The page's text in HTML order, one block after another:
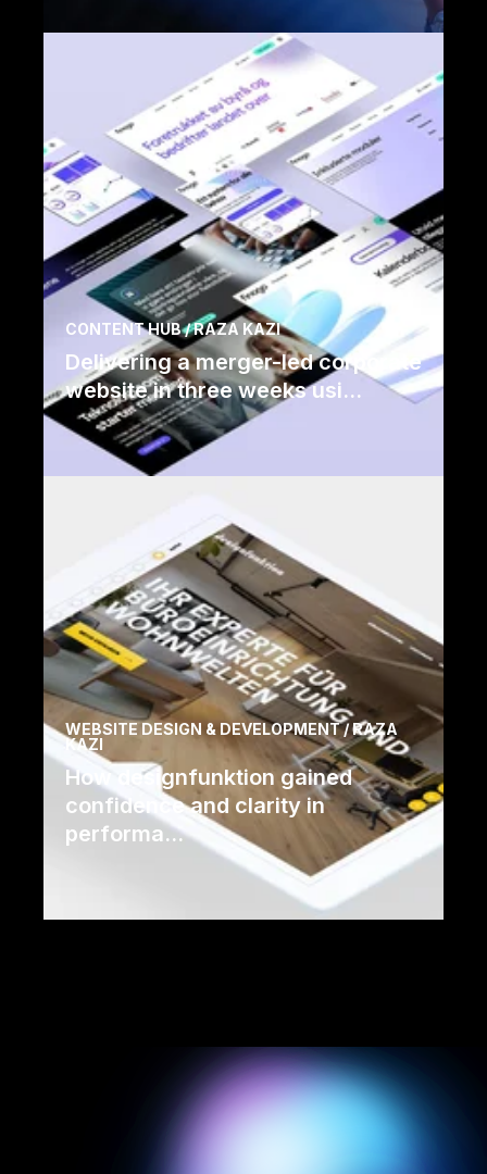
CONTENT HUB / RAZA KAZI
Delivering a merger-led corporate
website in three weeks usi...
WEBSITE DESIGN & DEVELOPMENT / RAZA
KAZI
How designfunktion gained
confidence and clarity in
performa...